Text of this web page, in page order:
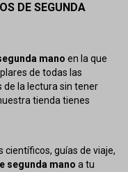
DE SEGUNDA
mano en la que
de todas las
la lectura sin tener
tienda tienes
científicos, guías de viaje,
segunda mano a tu